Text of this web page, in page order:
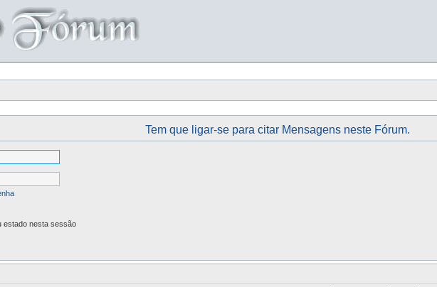
Tem que ligar-se para citar Mensagens neste Fórum.
estado nesta sessão